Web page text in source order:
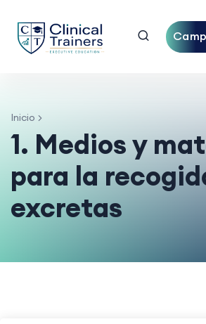
Inicio
1. Medios y
para la
excretas